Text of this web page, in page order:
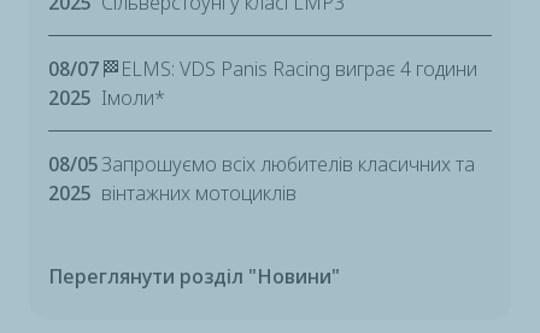
08/07
2025
🏁ELMS: VDS Panis Racing виграє 4 години
Імоли*
08/05
2025
Запрошуємо всіх любителів класичних та
вінтажних мотоциклів
Переглянути розділ "Новини"